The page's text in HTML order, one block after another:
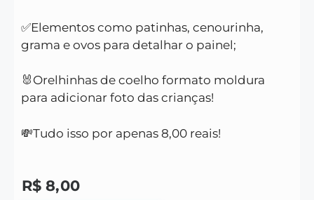
✅Elementos como patinhas, cenourinha,
grama e ovos para detalhar o painel;
🐰Orelhinhas de coelho formato moldura
para adicionar foto das crianças!
💸Tudo isso por apenas 8,00 reais!
R$ 8,00